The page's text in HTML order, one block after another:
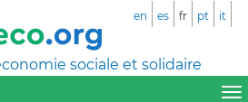
sociale et solidaire
en es fr pt it